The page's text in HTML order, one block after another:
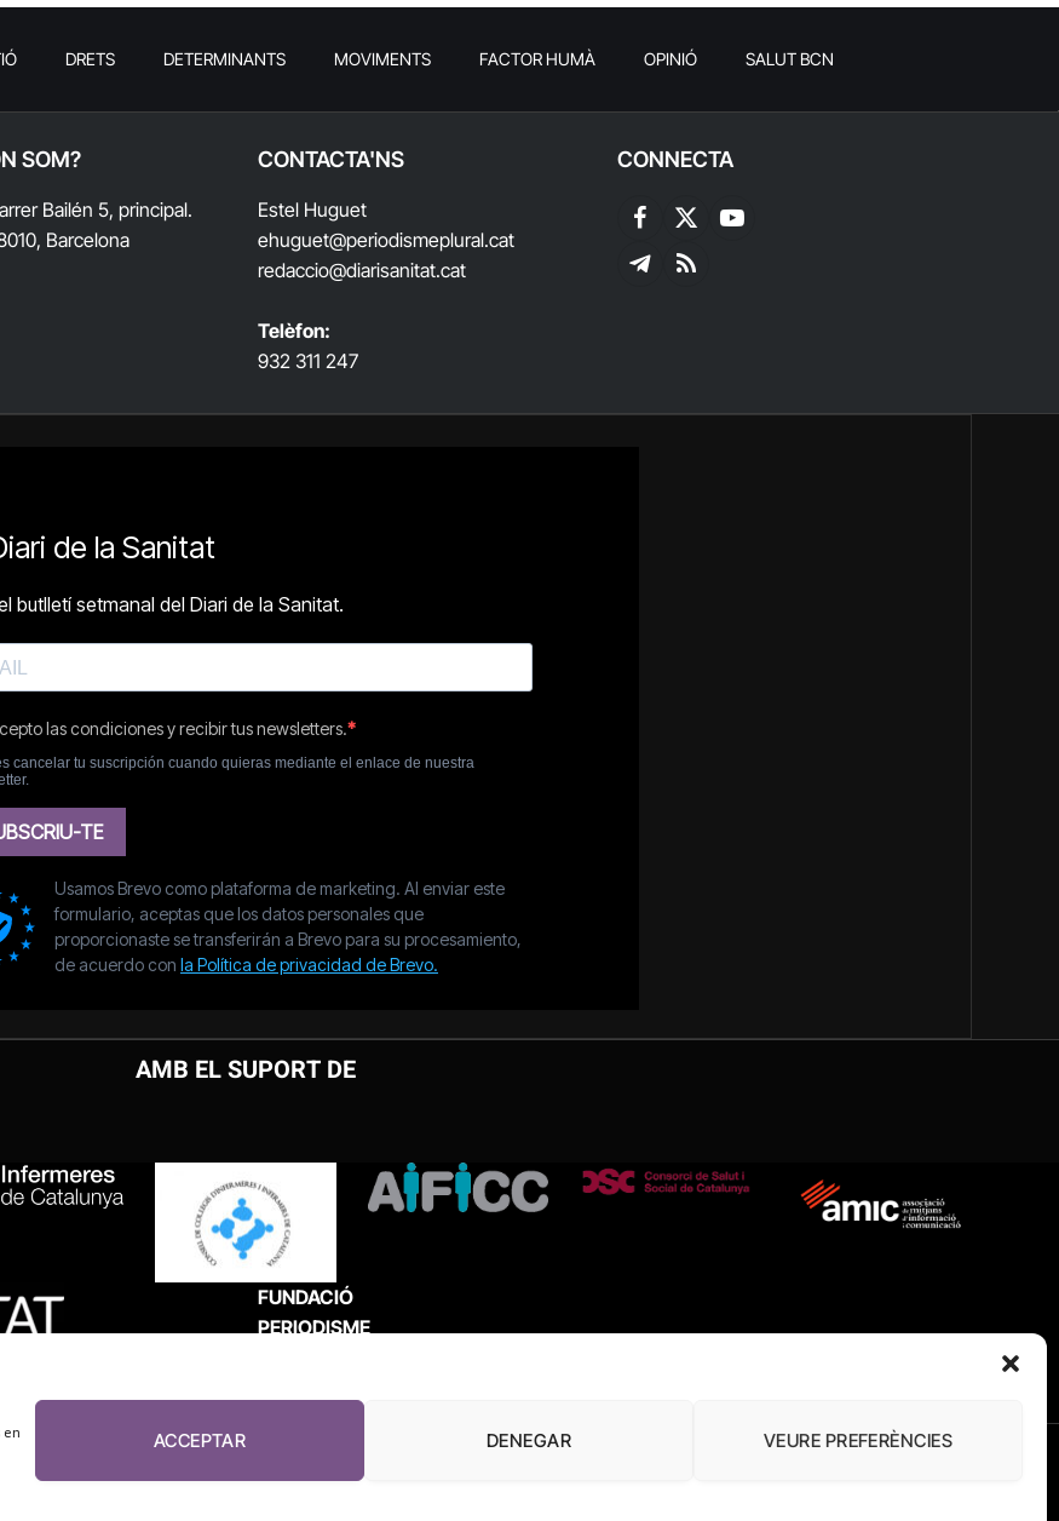
en
ACCEPTAR DENEGAR VEURE PREFERÈNCIES
DRETS DETERMINANTS MOVIMENTS FACTOR HUMÀ OPINIÓ SALUT BCN
SOM?
Bailén 5, principal.
Barcelona
CONTACTA'NS
Estel Huguet
ehuguet@periodismeplural.cat
redaccio@diarisanitat.cat
Telèfon:
932 311 247
CONNECTA
Facebook
X
(Twitter)
YouTube
TelegramRSS
AMB EL SUPORT DE
FUNDACIÓ
PERIODISME